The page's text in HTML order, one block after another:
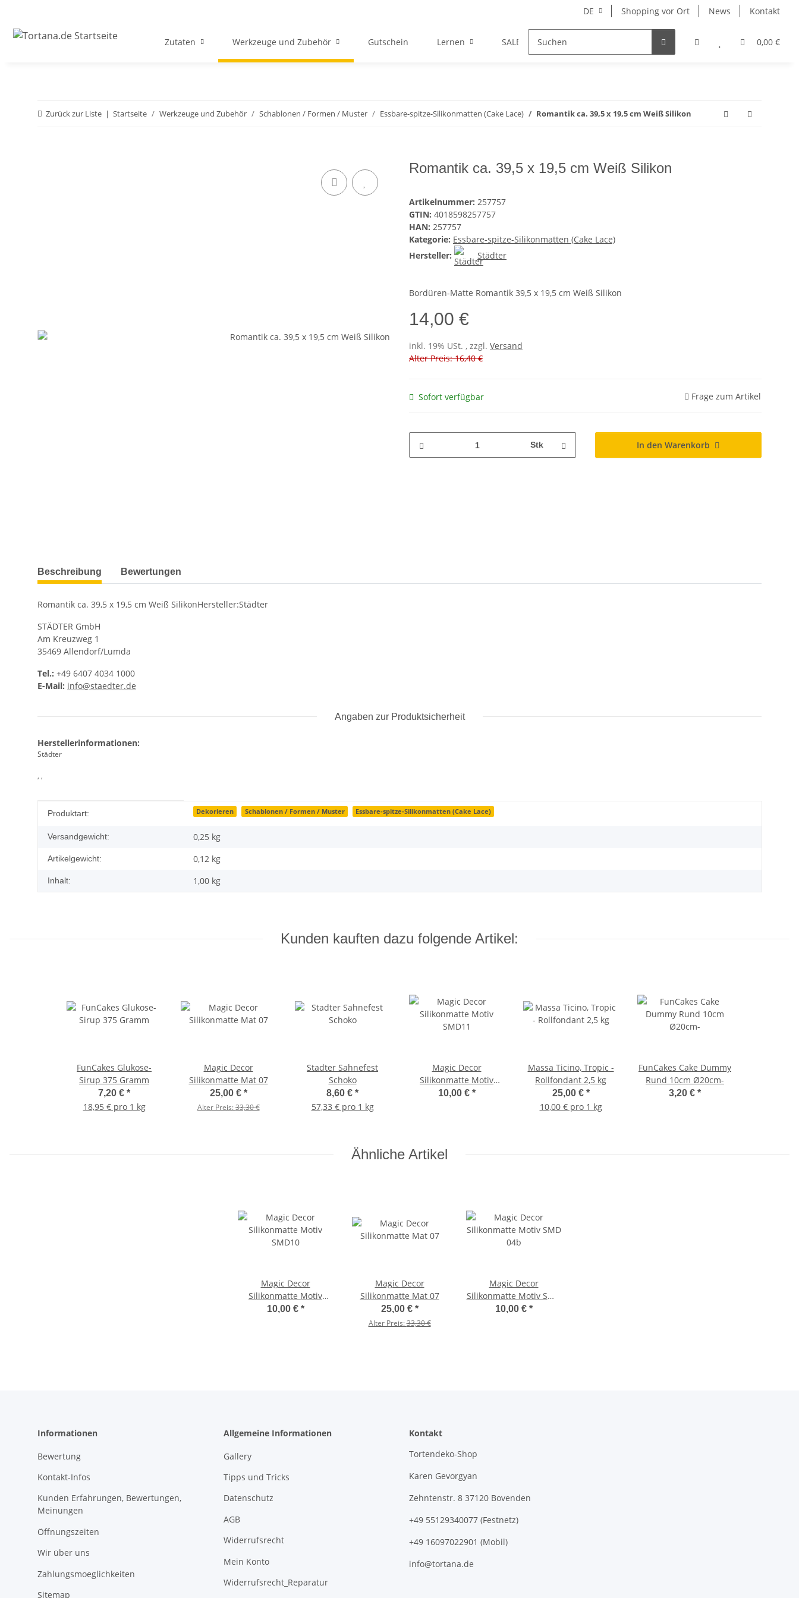
DE Shopping vor Ort News Kontakt
0,00 €
Zutaten Werkzeuge und Zubehör Gutschein Lernen SALE Hersteller
Zurück zur Liste Startseite Werkzeuge und Zubehör Schablonen / Formen / Muster Essbare-spitze-Silikonmatten (Cake Lace) Romantik ca. 39,5 x 19,5 cm Weiß Silikon
Romantik ca. 39,5 x 19,5 cm Weiß Silikon
Artikelnummer: 257757
GTIN: 4018598257757
HAN: 257757
Kategorie: Essbare-spitze-Silikonmatten (Cake Lace)
Hersteller:
Städter
Bordüren-Matte Romantik 39,5 x 19,5 cm Weiß Silikon
14,00 €
inkl. 19% USt. , zzgl. Versand
Alter Preis: 16,40 €
Sofort verfügbar Frage zum Artikel
Stk In den Warenkorb
weitere Registerkarten anzeigen
Beschreibung Bewertungen
Romantik ca. 39,5 x 19,5 cm Weiß SilikonHersteller:Städter
STÄDTER GmbH
Am Kreuzweg 1
35469 Allendorf/Lumda
Tel.: +49 6407 4034 1000
E-Mail: info@staedter.de
Angaben zur Produktsicherheit
Herstellerinformationen:
Städter
, ,
Produkteigenschaft
Wert
Produktart: Dekorieren Schablonen / Formen / Muster Essbare-spitze-Silikonmatten (Cake Lace)
Versandgewicht: 0,25 kg
Artikelgewicht: 0,12 kg
Inhalt: 1,00 kg
Kunden kauften dazu folgende Artikel:
FunCakes Glukose-
Sirup 375 Gramm
7,20 € *
18,95 € pro 1 kg
Magic Decor
Silikonmatte Mat 07
25,00 € *
Alter Preis:33,30 €
Stadter Sahnefest
Schoko
8,60 € *
57,33 € pro 1 kg
Magic Decor
Silikonmatte Motiv
SMD11
10,00 € *
Massa Ticino, Tropic -
Rollfondant 2,5 kg
25,00 € *
10,00 € pro 1 kg
FunCakes Cake Dummy
Rund 10cm Ø20cm-
3,20 € *
Ähnliche Artikel
Magic Decor
Silikonmatte Motiv
SMD10
10,00 € *
Magic Decor
Silikonmatte Mat 07
25,00 € *
Alter Preis:33,30 €
Magic Decor
Silikonmatte Motiv SMD
04b
10,00 € *
Informationen
Bewertung
Kontakt-Infos
Kunden Erfahrungen, Bewertungen,
Meinungen
Öffnungszeiten
Wir über uns
Zahlungsmoeglichkeiten
Sitemap
Allgemeine Informationen
Gallery
Tipps und Tricks
Datenschutz
AGB
Widerrufsrecht
Mein Konto
Widerrufsrecht_Reparatur
Kontakt
Tortendeko-Shop
Karen Gevorgyan
Zehntenstr. 8 37120 Bovenden
+49 55129340077 (Festnetz)
+49 16097022901 (Mobil)
info@tortana.de